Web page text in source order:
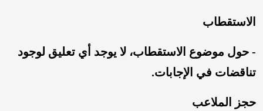
الاستقطاب
- حول موضوع الاستقطاب، لا يوجد أي تعليق لوجود
تناقضات في الإجابات.
حجز الملاعب